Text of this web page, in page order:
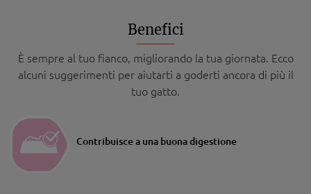
Benefici
È sempre al tuo fianco, migliorando la tua giornata. Ecco
alcuni suggerimenti per aiutarti a goderti ancora di più il
tuo gatto.
Contribuisce a una buona digestione